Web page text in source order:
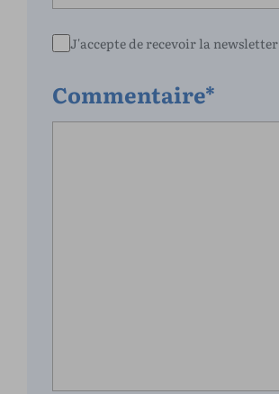
J'accepte de recevoir la newsletter
Commentaire*